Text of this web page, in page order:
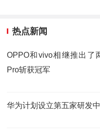
热点新闻
OPPO和vivo相继推出了
Pro斩获冠军
华为计划设立第五家研发